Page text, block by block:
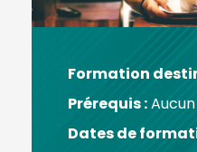
Formation
Prérequis :Aucun
Dates de